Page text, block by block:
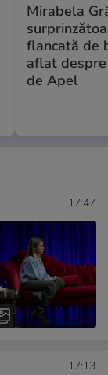
Mirabela
flancată de
aflat
de Apel
17:47
17:13